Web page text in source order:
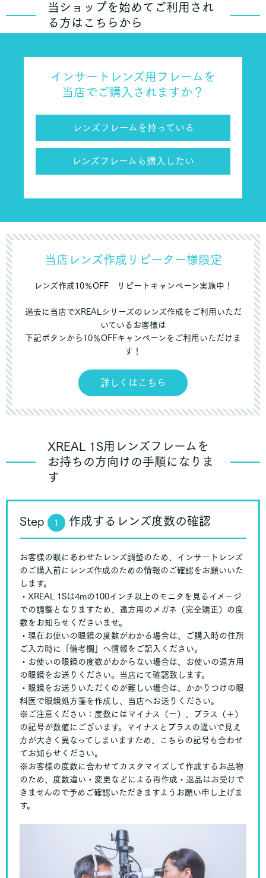
当ショップを始めてご利用され
る方はこちらから
インサートレンズ用フレームを
当店でご購入されますか？
レンズフレームを持っている
レンズフレームも購入したい
当店レンズ作成リピーター様限定
レンズ作成10％OFF リピートキャンペーン実施中！
過去に当店でXREALシリーズのレンズ作成をご利用いただ
いているお客様は
下記ボタンから10％OFFキャンペーンをご利用いただけま
す！
詳しくはこちら
XREAL 1S用レンズフレームを
お持ちの方向けの手順になりま
す
Step 1 作成するレンズ度数の確認
お客様の眼にあわせたレンズ調整のため、インサートレンズ
のご購入前にレンズ作成のための情報のご確認をお願いいた
します。
・XREAL 1Sは4mの100インチ以上のモニタを見るイメージ
での調整となりますため、遠方用のメガネ（完全矯正）の度
数をお知らせくださいませ。
・現在お使いの眼鏡の度数がわかる場合は、ご購入時の住所
ご入力時に「備考欄」へ情報をご記入ください。
・お使いの眼鏡の度数がわからない場合は、お使いの遠方用
の眼鏡をお送りください。当店にて確認致します。
・眼鏡をお送りいただくのが難しい場合は、かかりつけの眼
科医で眼鏡処方箋を作成し、当店へお送りください。
※ご注意ください：度数にはマイナス（ー）、プラス（＋）
の記号が数値にございます。マイナスとプラスの違いで見え
方が大きく異なってしまいますため、こちらの記号も合わせ
てお知らせください。
※お客様の度数に合わせてカスタマイズして作成するお品物
のため、度数違い・変更などによる再作成・返品はお受けで
きませんので予めご確認いただきますようお願い申し上げま
す。